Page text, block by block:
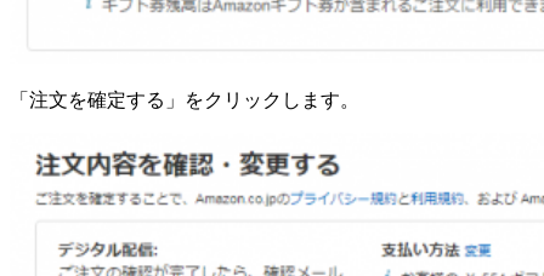
「注文を確定する」をクリックします。